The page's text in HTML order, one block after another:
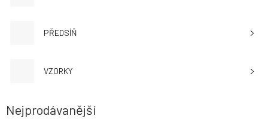
PŘEDSÍŇ
VZORKY
Nejprodávanější